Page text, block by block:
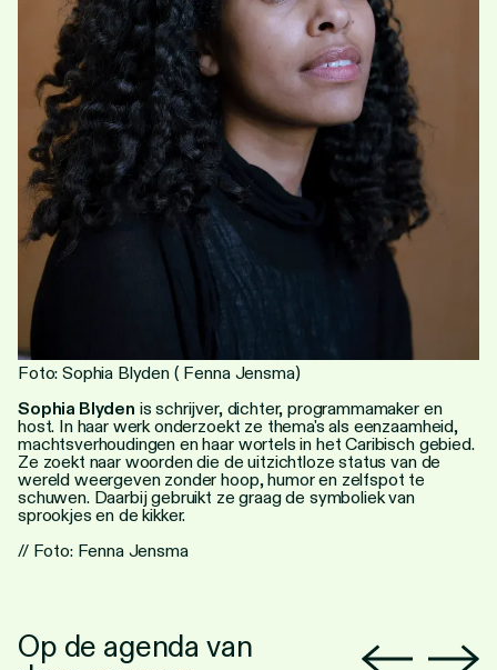
Foto: Sophia Blyden ( Fenna Jensma)
Sophia Blyden is schrijver, dichter, programmamaker en
host. In haar werk onderzoekt ze thema's als eenzaamheid,
machtsverhoudingen en haar wortels in het Caribisch gebied.
Ze zoekt naar woorden die de uitzichtloze status van de
wereld weergeven zonder hoop, humor en zelfspot te
schuwen. Daarbij gebruikt ze graag de symboliek van
sprookjes en de kikker.
// Foto: Fenna Jensma
Op de agenda van
Personen
Toegankelijkheid
Stadsdichter